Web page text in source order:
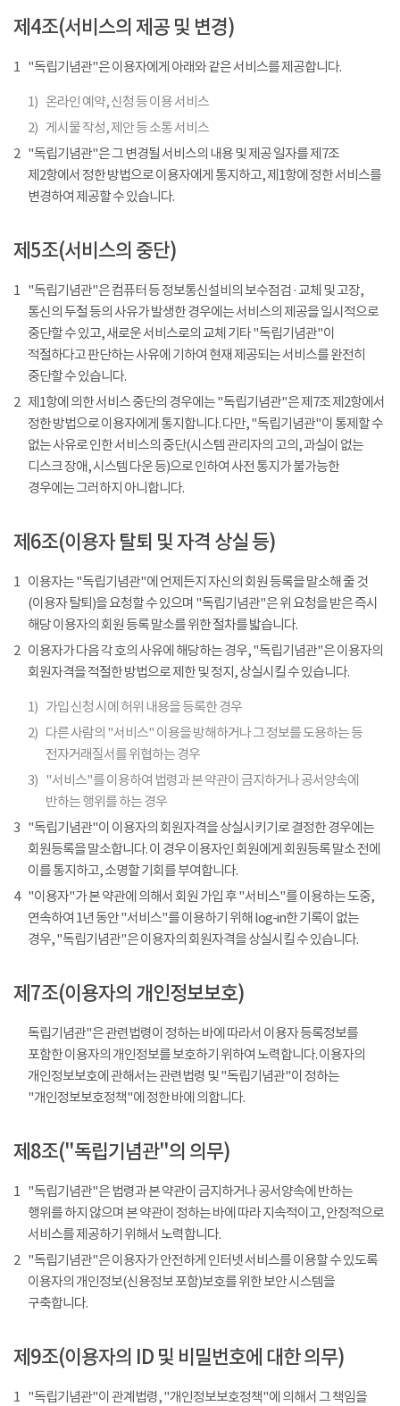
제4조(서비스의 제공 및 변경)
1 "독립기념관"은 이용자에게 아래와 같은 서비스를 제공합니다.
1) 온라인 예약, 신청 등 이용 서비스
2) 게시물 작성, 제안 등 소통 서비스
2 "독립기념관"은 그 변경될 서비스의 내용 및 제공 일자를 제7조
제2항에서 정한 방법으로 이용자에게 통지하고, 제1항에 정한 서비스를
변경하여 제공할 수 있습니다.
제5조(서비스의 중단)
1 "독립기념관"은 컴퓨터 등 정보통신설비의 보수점검 · 교체 및 고장,
통신의 두절 등의 사유가 발생한 경우에는 서비스의 제공을 일시적으로
중단할 수 있고, 새로운 서비스로의 교체 기타 "독립기념관"이
적절하다고 판단하는 사유에 기하여 현재 제공되는 서비스를 완전히
중단할 수 있습니다.
2 제1항에 의한 서비스 중단의 경우에는 "독립기념관"은 제7조 제2항에서
정한 방법으로 이용자에게 통지합니다. 다만, "독립기념관"이 통제할 수
없는 사유로 인한 서비스의 중단(시스템 관리자의 고의, 과실이 없는
디스크 장애, 시스템 다운 등)으로 인하여 사전 통지가 불가능한
경우에는 그러하지 아니합니다.
제6조(이용자 탈퇴 및 자격 상실 등)
1 이용자는 "독립기념관"에 언제든지 자신의 회원 등록을 말소해 줄 것
(이용자 탈퇴)을 요청할 수 있으며 "독립기념관"은 위 요청을 받은 즉시
해당 이용자의 회원 등록 말소를 위한 절차를 밟습니다.
2 이용자가 다음 각 호의 사유에 해당하는 경우, "독립기념관"은 이용자의
회원자격을 적절한 방법으로 제한 및 정지, 상실시킬 수 있습니다.
1) 가입 신청 시에 허위 내용을 등록한 경우
2) 다른 사람의 "서비스" 이용을 방해하거나 그 정보를 도용하는 등
전자거래질서를 위협하는 경우
3) "서비스"를 이용하여 법령과 본 약관이 금지하거나 공서양속에
반하는 행위를 하는 경우
3 "독립기념관"이 이용자의 회원자격을 상실시키기로 결정한 경우에는
회원등록을 말소합니다. 이 경우 이용자인 회원에게 회원등록 말소 전에
이를 통지하고, 소명할 기회를 부여합니다.
4
"이용자"가 본 약관에 의해서 회원 가입 후 "서비스"를 이용하는 도중,
연속하여 1년 동안 "서비스"를 이용하기 위해 log-in한 기록이 없는
경우, "독립기념관"은 이용자의 회원자격을 상실시킬 수 있습니다.
제7조(이용자의 개인정보보호)
독립기념관"은 관련법령이 정하는 바에 따라서 이용자 등록정보를
포함한 이용자의 개인정보를 보호하기 위하여 노력합니다. 이용자의
개인정보보호에 관해서는 관련법령 및 "독립기념관"이 정하는
"개인정보보호정책"에 정한 바에 의합니다.
제8조("독립기념관"의 의무)
1 "독립기념관"은 법령과 본 약관이 금지하거나 공서양속에 반하는
행위를 하지 않으며 본 약관이 정하는 바에 따라 지속적이고, 안정적으로
서비스를 제공하기 위해서 노력합니다.
2 "독립기념관"은 이용자가 안전하게 인터넷 서비스를 이용할 수 있도록
이용자의 개인정보(신용정보 포함)보호를 위한 보안 시스템을
구축합니다.
제9조(이용자의 ID 및 비밀번호에 대한 의무)
1 "독립기념관"이 관계법령, "개인정보보호정책"에 의해서 그 책임을